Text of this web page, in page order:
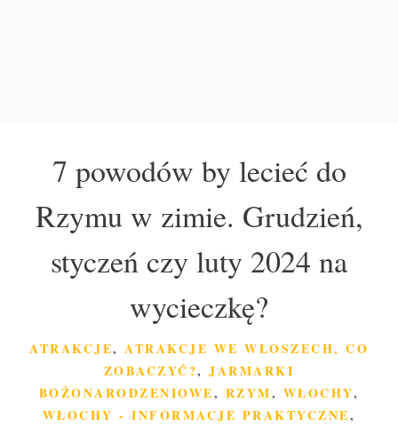
7 powodów by lecieć do
Rzymu w zimie. Grudzień,
styczeń czy luty 2024 na
wycieczkę?
KATEGORIE
ATRAKCJE, ATRAKCJE WE WŁOSZECH, CO
ZOBACZYĆ?,JARMARKI
BOŻONARODZENIOWE, RZYM, WŁOCHY,
WŁOCHY - INFORMACJE PRAKTYCZNE,